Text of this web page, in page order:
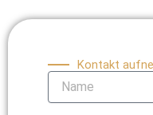
Kontakt
Name